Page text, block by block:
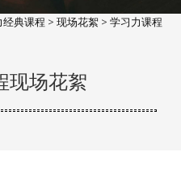
经典课程 > 现场花絮 > 学习力课程
现场花絮